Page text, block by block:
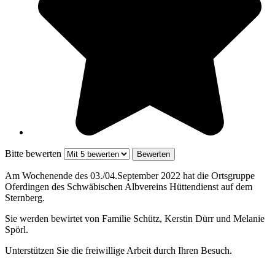
Bitte bewerten
Am Wochenende des 03./04.September 2022 hat die Ortsgruppe
Oferdingen des Schwäbischen Albvereins Hüttendienst auf dem
Sternberg.
Sie werden bewirtet von Familie Schütz, Kerstin Dürr und Melanie
Spörl.
Unterstützen Sie die freiwillige Arbeit durch Ihren Besuch.